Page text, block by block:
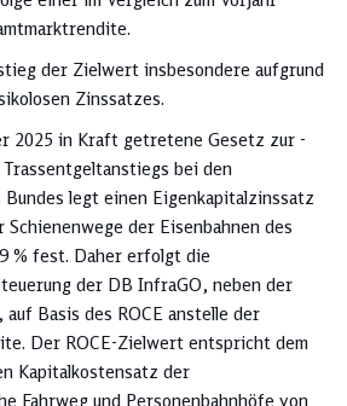
der Zielwert insbesondere aufgrund
Zinssatzes.
2025 in Kraft getretene Gesetz zur
bei den
Bundes legt einen Eigenkapitalzinssatz
der Eisenbahnen des
% fest. Daher erfolgt die
der ­DB InfraGO, neben der
auf Basis des ROCE anstelle der
Der ROCE-Zielwert entspricht dem
Kapitalkostensatz der
Fahrweg und Personenbahnhöfe von